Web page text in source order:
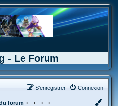
- Le Forum
Connexion
S’enregistrer
forum